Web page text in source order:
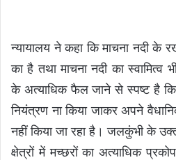
न्यायालय ने कहा कि माचना नदी के
का है तथा माचना नदी का
के अत्याधिक फैल जाने से स्पष्ट है कि
नियंत्रण ना किया जाकर अपने वैधानिक
नहीं किया जा रहा है। जलकुंभी के
क्षेत्रों में मच्छरों का अत्याधिक